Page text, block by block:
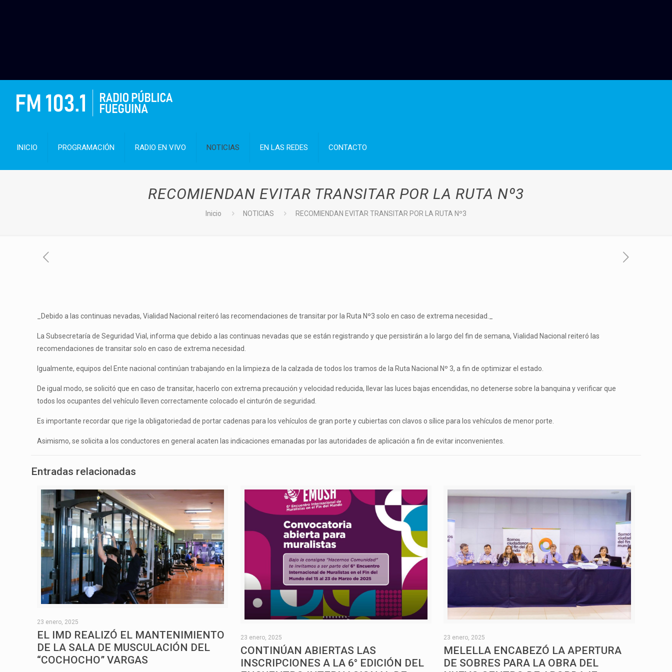
INICIO PROGRAMACIÓN RADIO EN VIVO NOTICIAS EN LAS REDES CONTACTO
RECOMIENDAN EVITAR TRANSITAR POR LA RUTA Nº3
Inicio NOTICIAS RECOMIENDAN EVITAR TRANSITAR POR LA RUTA Nº3
_Debido a las continuas nevadas, Vialidad Nacional reiteró las recomendaciones de transitar por la Ruta Nº3 solo en caso de extrema necesidad._
La Subsecretaría de Seguridad Vial, informa que debido a las continuas nevadas que se están registrando y que persistirán a lo largo del fin de semana, Vialidad Nacional reiteró las
recomendaciones de transitar solo en caso de extrema necesidad.
Igualmente, equipos del Ente nacional continúan trabajando en la limpieza de la calzada de todos los tramos de la Ruta Nacional Nº 3, a fin de optimizar el estado.
De igual modo, se solicitó que en caso de transitar, hacerlo con extrema precaución y velocidad reducida, llevar las luces bajas encendidas, no detenerse sobre la banquina y verificar que
todos los ocupantes del vehículo lleven correctamente colocado el cinturón de seguridad.
Es importante recordar que rige la obligatoriedad de portar cadenas para los vehículos de gran porte y cubiertas con clavos o sílice para los vehículos de menor porte.
Asimismo, se solicita a los conductores en general acaten las indicaciones emanadas por las autoridades de aplicación a fin de evitar inconvenientes.
Entradas relacionadas
23 enero, 2025
EL IMD REALIZÓ EL MANTENIMIENTO
DE LA SALA DE MUSCULACIÓN DEL
“COCHOCHO” VARGAS
23 enero, 2025
CONTINÚAN ABIERTAS LAS
INSCRIPCIONES A LA 6° EDICIÓN DEL
23 enero, 2025
MELELLA ENCABEZÓ LA APERTURA
DE SOBRES PARA LA OBRA DEL